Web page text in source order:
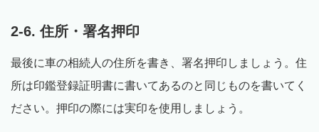
2-6. 住所・署名押印
最後に車の相続人の住所を書き、署名押印しましょう。住
所は印鑑登録証明書に書いてあるのと同じものを書いてく
ださい。押印の際には実印を使用しましょう。